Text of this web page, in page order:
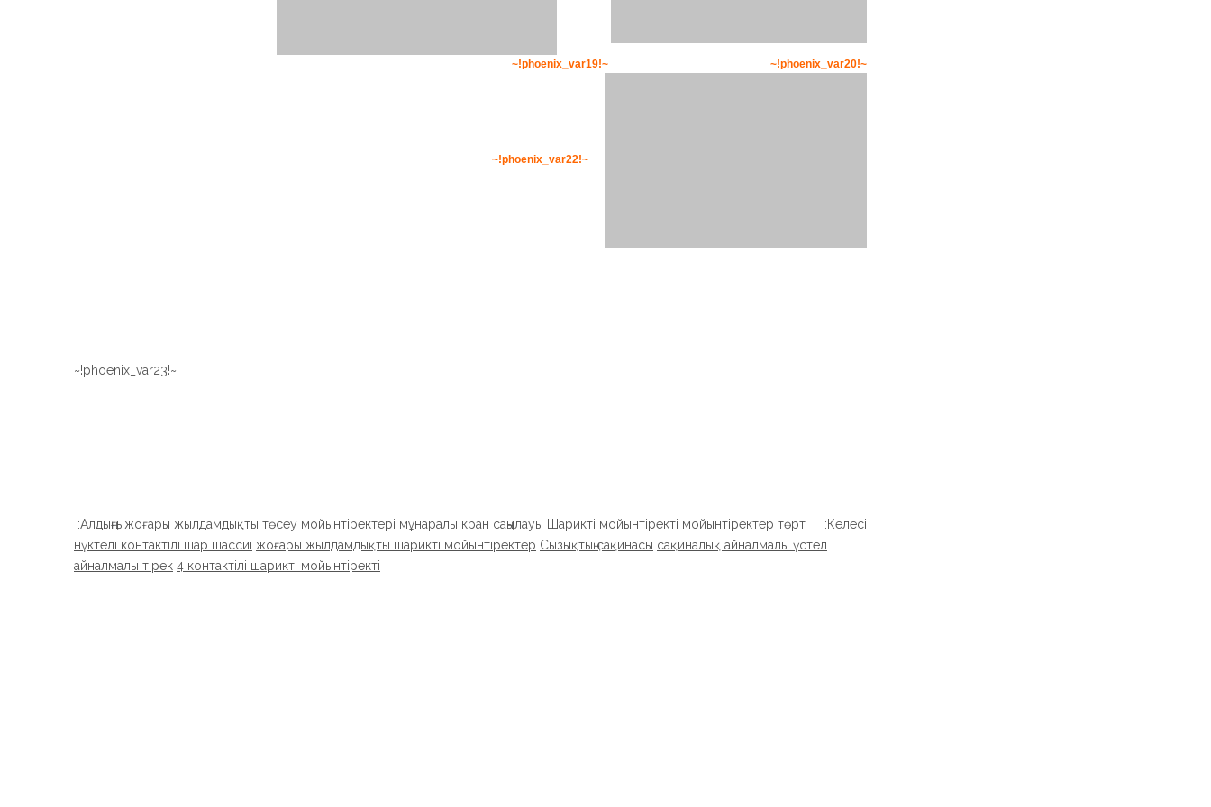
~!phoenix_var19!~
~!phoenix_var20!~
~!phoenix_var22!~
~!phoenix_var23!~
Алдыңғы: Келесі:
жоғары жылдамдықты төсеу мойынтіректері мұнаралы кран саңылауы Шарикті мойынтіректі мойынтіректер төрт
нүктелі контактілі шар шассиі жоғары жылдамдықты шарикті мойынтіректер Сызықтың сақинасы сақиналық айналмалы үстел
айналмалы тірек 4 контактілі шарикті мойынтіректі